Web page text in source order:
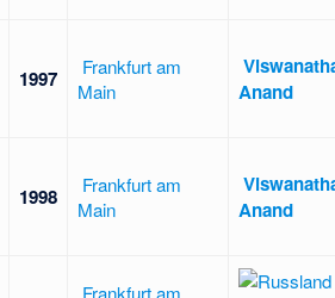
1997
Frankfurt am
Main
Anand
1998
Frankfurt am
Main
Anand
Frankfurt am